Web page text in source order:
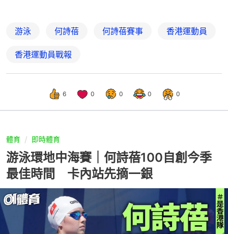
游泳 何詩蓓 何詩蓓賽事 香港運動員
香港運動員戰報
6 0 0 0 0
體育 即時體育
游泳環地中海賽｜何詩蓓100自創今季
最佳時間 卡內站先摘一銀